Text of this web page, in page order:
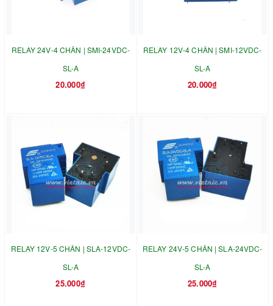
RELAY 24V-4 CHÂN | SMI-24VDC-
SL-A
20.000₫
RELAY 12V-4 CHÂN | SMI-12VDC-
SL-A
20.000₫
RELAY 12V-5 CHÂN | SLA-12VDC-
SL-A
25.000₫
RELAY 24V-5 CHÂN | SLA-24VDC-
SL-A
25.000₫